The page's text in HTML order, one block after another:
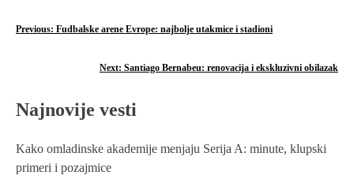
P
t
n
a
Previous: Fudbalske arene Evrope: najbolje utakmice i stadioni
Next: Santiago Bernabeu: renovacija i ekskluzivni obilazak
Najnovije vesti
Kako omladinske akademije menjaju Serija A: minute, klupski
primeri i pozajmice